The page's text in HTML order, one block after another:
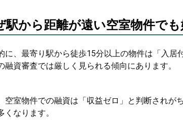
駅から距離が遠い空室物件で
に、最寄り駅から徒歩15分以上の物件は「入
融資審査では厳しく見られる傾向にあります。
空室物件での融資は「収益ゼロ」と判断されが
くなります。